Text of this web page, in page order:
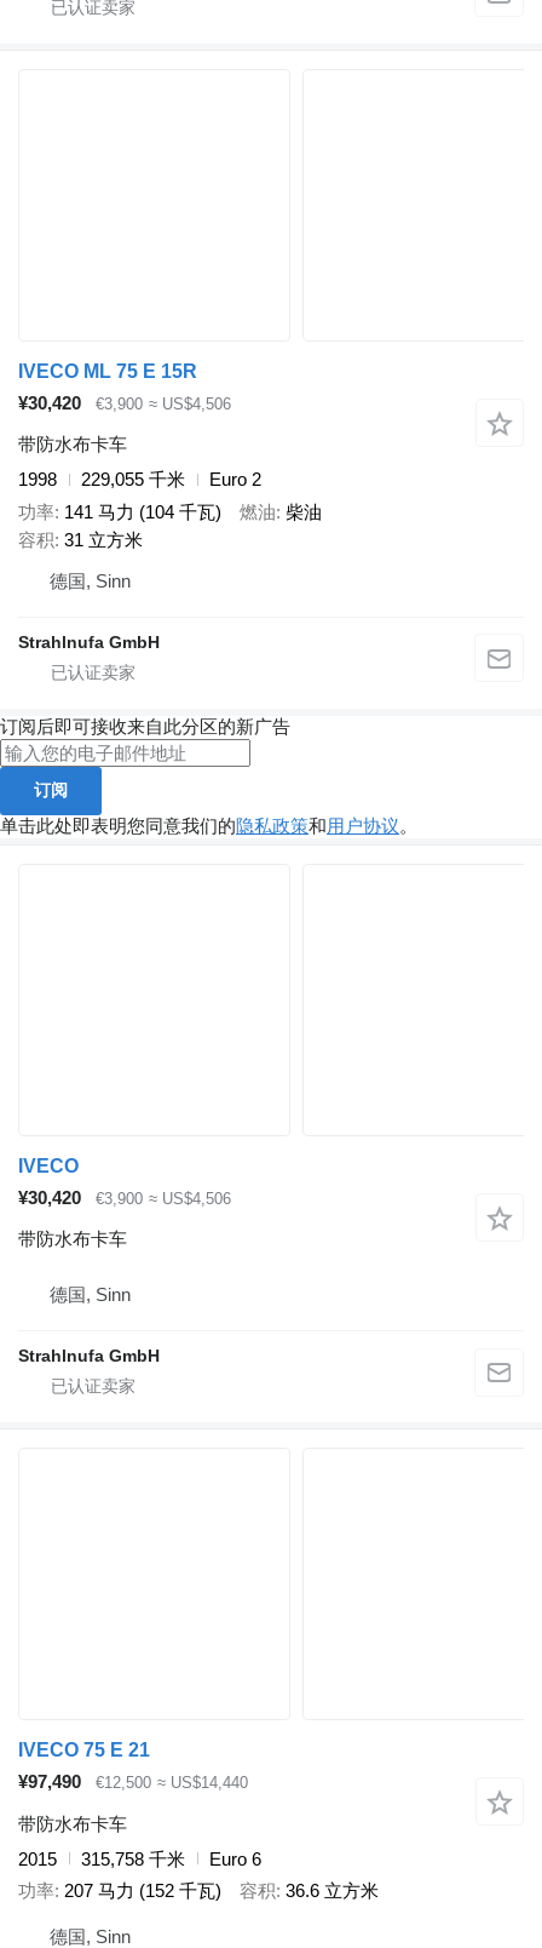
IVECO ML 75 E 15R
¥30,420
€3,900 ≈ US$4,506
带防水布卡车
1998
229,055 千米
Euro 2
功率 141 马力 (104 千瓦) 燃油 柴油
容积 31 立方米
德国, Sinn
Strahlnufa GmbH
订阅后即可接收来自此分区的新广告
订阅
单击此处即表明您同意我们的隐私政策和用户协议。
IVECO
¥30,420
€3,900 ≈ US$4,506
带防水布卡车
德国, Sinn
Strahlnufa GmbH
IVECO 75 E 21
¥97,490
€12,500 ≈ US$14,440
带防水布卡车
2015
315,758 千米
Euro 6
功率 207 马力 (152 千瓦) 容积 36.6 立方米
德国, Sinn